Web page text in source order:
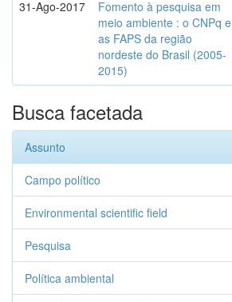
31-Ago-2017
Fomento à pesquisa em
meio ambiente : o CNPq e
as FAPS da região
nordeste do Brasil (2005-
2015)
Busca facetada
Assunto
Campo político
Environmental scientific field
Pesquisa
Política ambiental